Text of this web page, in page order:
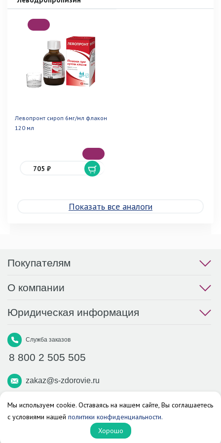
Левопронт сироп 6мг/мл флакон
120 мл
705 ₽
Показать все аналоги
Покупателям
О компании
Юридическая информация
Служба заказов
8 800 2 505 505
zakaz@s-zdorovie.ru
Макс Вконтакте Телеграм
Аптека «Здоровье»
© 2026 г. Все права защищены.
Мы используем cookie. Оставаясь на нашем сайте, Вы соглашаетесь
с условиями нашей политики конфиденциальности.
Хорошо